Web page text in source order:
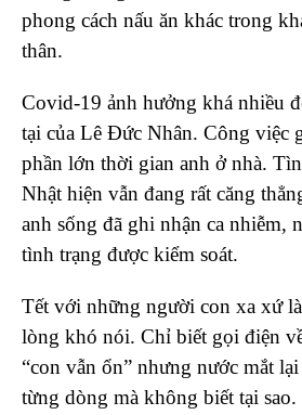
phong cách nấu ăn khác trong
thân.
Covid-19 ảnh hưởng khá nhiều
tại của Lê Đức Nhân. Công việc
phần lớn thời gian anh ở nhà.
Nhật hiện vẫn đang rất căng
anh sống đã ghi nhận ca nhiễm,
tình trạng được kiểm soát.
Tết với những người con xa xứ
lòng khó nói. Chỉ biết gọi điện
“con vẫn ổn” nhưng nước mắt
từng dòng mà không biết tại